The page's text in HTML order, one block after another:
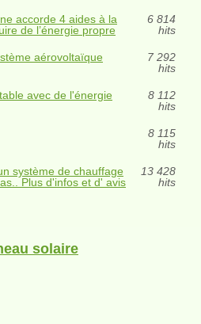
accorde 4 aides à la
de l’énergie propre
6 814
hits
aérovoltaïque
7 292
hits
avec de l'énergie
8 112
hits
8 115
hits
système de chauffage
Plus d'infos et d' avis
13 428
hits
solaire